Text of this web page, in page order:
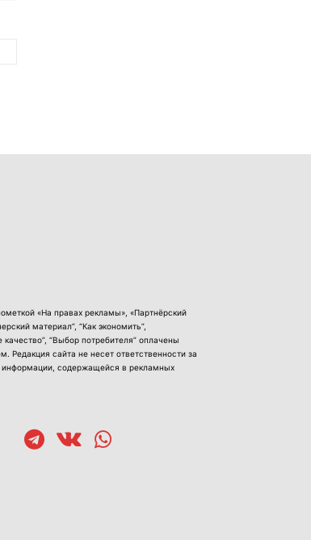
«На правах рекламы», «Партнёрский
материал”, “Как экономить”,
качество”, “Выбор потребителя” оплачены
Редакция сайта не несет ответственности за
информации, содержащейся в рекламных